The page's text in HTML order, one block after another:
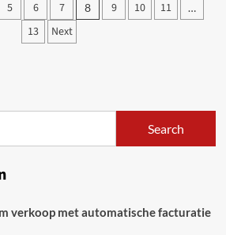
5 6 7 8 9 10 11 …
13 Next
Search
verkoop met automatische facturatie